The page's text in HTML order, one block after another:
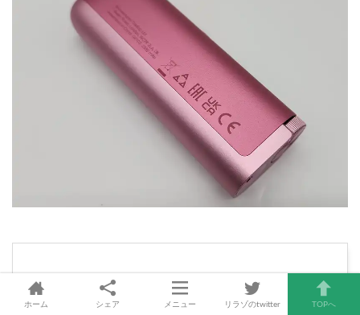
グローハイパープロ 全5色
ホーム シェア メニュー リラゾのtwitter TOPへ